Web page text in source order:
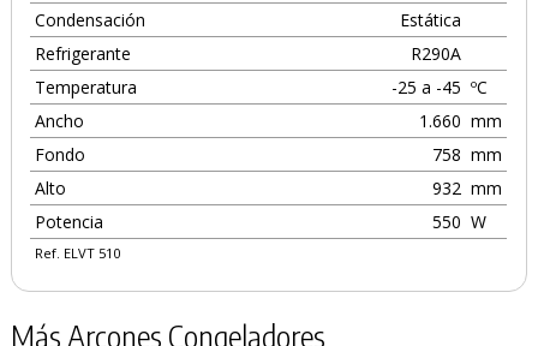
Condensación
Estática
Refrigerante
R290A
Temperatura
-25 a -45 ºC
Ancho
1.660 mm
Fondo
758 mm
Alto
932 mm
Potencia
550 W
Ref. ELVT 510
Más Arcones Congeladores